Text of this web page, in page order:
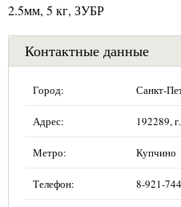
2.5мм, 5 кг, ЗУБР
Контактные данные
Город: Санкт-
Адрес: 192289,
Метро: Купчино
Телефон: 8-921-